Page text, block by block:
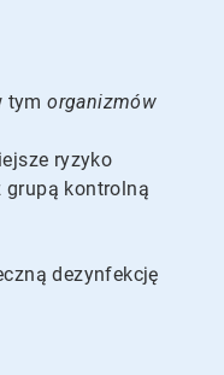
tym organizmów
ryzyko
grupą kontrolną
dezynfekcję